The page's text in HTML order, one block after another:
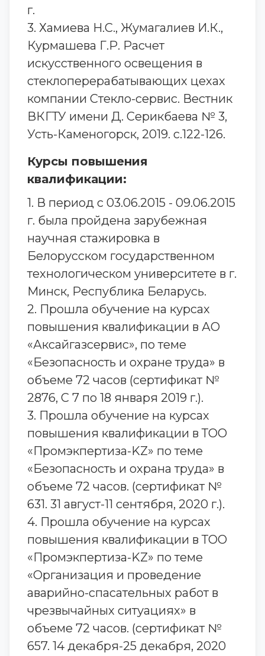
г.
3. Хамиева Н.С., Жумагалиев И.К.,
Курмашева Г.Р. Расчет
искусственного освещения в
стеклоперерабатывающих цехах
компании Стекло-сервис. Вестник
ВКГТУ имени Д. Серикбаева № 3,
Усть-Каменогорск, 2019. с.122-126.
Курсы повышения
квалификации:
1. В период с 03.06.2015 - 09.06.2015
г. была пройдена зарубежная
научная стажировка в
Белорусском государственном
технологическом университете в г.
Минск, Республика Беларусь.
2. Прошла обучение на курсах
повышения квалификации в АО
«Аксайгазсервис», по теме
«Безопасность и охране труда» в
объеме 72 часов (сертификат №
2876, С 7 по 18 января 2019 г.).
3. Прошла обучение на курсах
повышения квалификации в ТОО
«Промэкпертиза-KZ» по теме
«Безопасность и охрана труда» в
объеме 72 часов. (сертификат №
631. 31 август-11 сентября, 2020 г.).
4. Прошла обучение на курсах
повышения квалификации в ТОО
«Промэкпертиза-KZ» по теме
«Организация и проведение
аварийно-спасательных работ в
чрезвычайных ситуациях» в
объеме 72 часов. (сертификат №
657. 14 декабря-25 декабря, 2020